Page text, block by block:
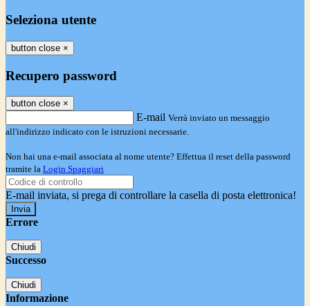
Seleziona utente
button close ×
Recupero password
button close ×
E-mail Verrà inviato un messaggio
all'indirizzo indicato con le istruzioni necessarie.
Non hai una e-mail associata al nome utente? Effettua il reset della password
tramite la Login Spaggiari
E-mail inviata, si prega di controllare la casella di posta elettronica!
Errore
Chiudi
Successo
Chiudi
Informazione